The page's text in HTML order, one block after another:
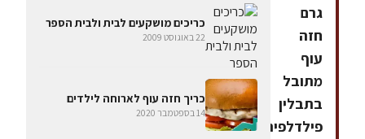
גרם
חזה
עוף
מתובל
בתבלין
פילדלפיה
כריכים מושקעים לבית ולבית הספר
22 באוגוסט 2009
כריך חזה עוף לארוחה לילדים
14 בספטמבר 2020